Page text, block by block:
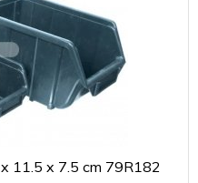
11.5 x 7.5 cm 79R182